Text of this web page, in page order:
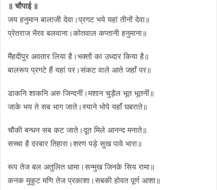
॥ चौपाई ॥
जय हनुमान बालाजी देवा।प्रगट भये यहां तीनों देवा॥
प्रेतराज भैरव बलवाना।कोतवाल कप्तानी हनुमाना॥
मैंहदीपुर अवतार लिया है।भक्तों का उध्दार किया है॥
बालरूप प्रगटे हैं यहां पर।संकट वाले आते जहाँ पर॥
डाकनि शाकनि अरु जिन्दनीं।मशान चुड़ैल भूत भूतनीं॥
जाके भय ते सब भाग जाते।स्याने भोपे यहाँ घबराते॥
चौकी बन्धन सब कट जाते।दूत मिले आनन्द मनाते॥
सच्चा है दरबार तिहारा।शरण पड़े सुख पावे भारा॥
रूप तेज बल अतुलित धामा।सन्मुख जिनके सिय रामा॥
कनक मुकुट मणि तेज प्रकाशा।सबकी होवत पूर्ण आशा॥